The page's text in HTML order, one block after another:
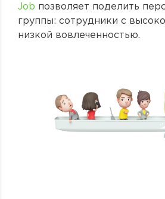
Job позволяет поделить
группы: сотрудники с
низкой вовлеченностью.